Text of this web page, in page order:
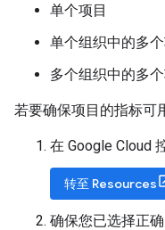
单个项目
单个组织中的多
多个组织中的多
若要确保项目的指标可
在 Google Cloud
转至 Resources
确保您已选择正确